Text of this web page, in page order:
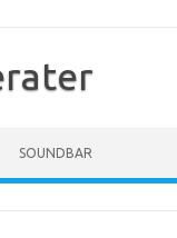
SOUNDBAR